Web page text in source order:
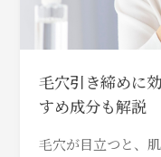
毛穴引き締めに
すめ成分も解説
毛穴が目立つと、